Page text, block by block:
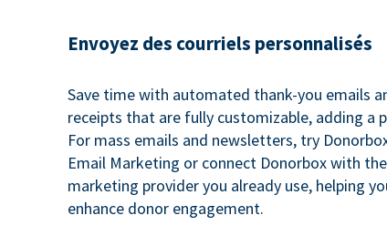
Envoyez des courriels personnalisés
Save time with automated thank-you emails
receipts that are fully customizable, adding a
For mass emails and newsletters, try
Email Marketing or connect Donorbox with
marketing provider you already use, helping
enhance donor engagement.